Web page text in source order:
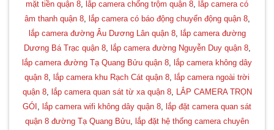
mặt tiền quận 8 lắp camera chống trộm quận 8
lắp camera có
âm thanh quận 8, lắp camera có báo động chuyển động quận 8,
lắp camera đường Âu Dương Lân quận 8,
lắp camera đường
Dương Bá Trạc quận 8, lắp camera đường Nguyễn Duy quận 8,
lắp camera đường Tạ Quang Bửu quận 8
lắp camera không dây
quận 8
lắp camera khu Rạch Cát quận 8
lắp camera ngoài trời
quận 8, lắp camera quan sát từ xa quận 8,
LẮP CAMERA TRỌN
GÓI
lắp camera wifi không dây quận 8
lắp đặt camera quan sát
quận 8 đường Tạ Quang Bửu
lắp đặt hệ thống camera chuyên